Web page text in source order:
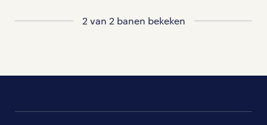
2 van 2 banen bekeken